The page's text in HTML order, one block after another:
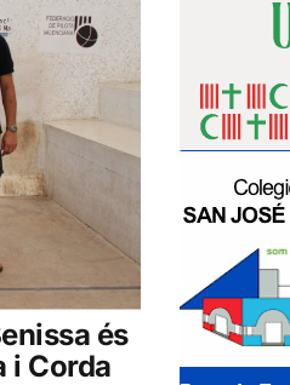
és
i Corda